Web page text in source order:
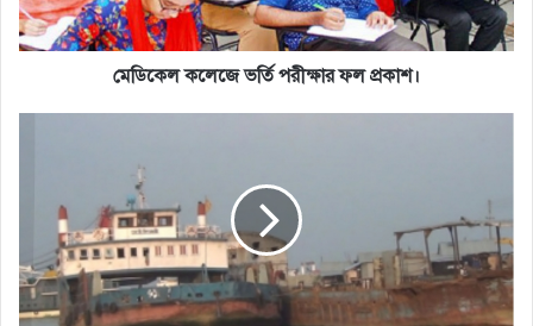
মেডিকেল কলেজে ভর্তি পরীক্ষার ফল প্রকাশ।
কার্যত
বন্ধ